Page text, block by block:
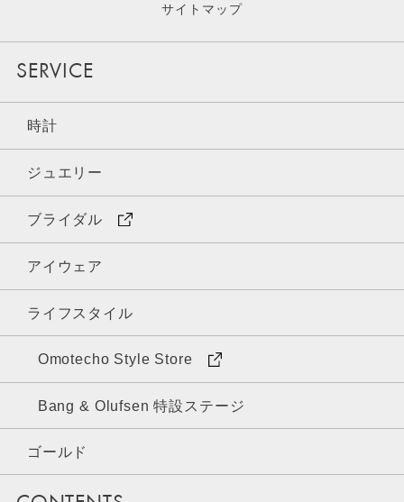
サイトマップ
SERVICE
時計
ジュエリー
ブライダル
アイウェア
ライフスタイル
Omotecho Style Store
Bang & Olufsen 特設ステージ
ゴールド